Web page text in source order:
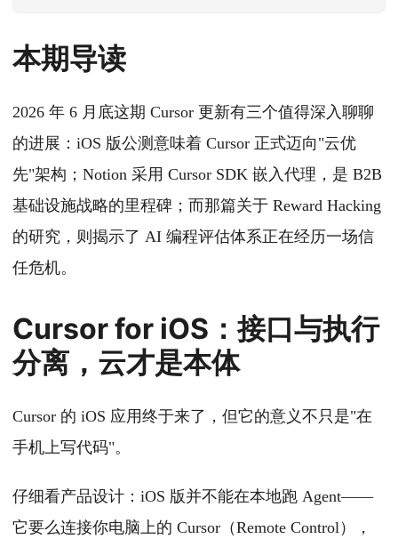
本期导读
2026 年 6 月底这期 Cursor 更新有三个值得深入聊聊
的进展：iOS 版公测意味着 Cursor 正式迈向"云优
先"架构；Notion 采用 Cursor SDK 嵌入代理，是 B2B
基础设施战略的里程碑；而那篇关于 Reward Hacking
的研究，则揭示了 AI 编程评估体系正在经历一场信
任危机。
Cursor for iOS：接口与执行
分离，云才是本体
Cursor 的 iOS 应用终于来了，但它的意义不只是"在
手机上写代码"。
仔细看产品设计：iOS 版并不能在本地跑 Agent——
它要么连接你电脑上的 Cursor（Remote Control），